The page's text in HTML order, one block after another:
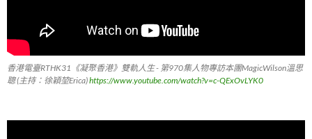
香港電臺RTHK31《凝聚香港》雙軌人生 - 第970集人物專訪本團MagicWilson溫思
聰 (主持：徐穎堃Erica)https://www.youtube.com/watch?v=c-QExOvLYK0